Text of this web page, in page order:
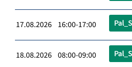
17.08.2026 16:00-17:00
18.08.2026 08:00-09:00